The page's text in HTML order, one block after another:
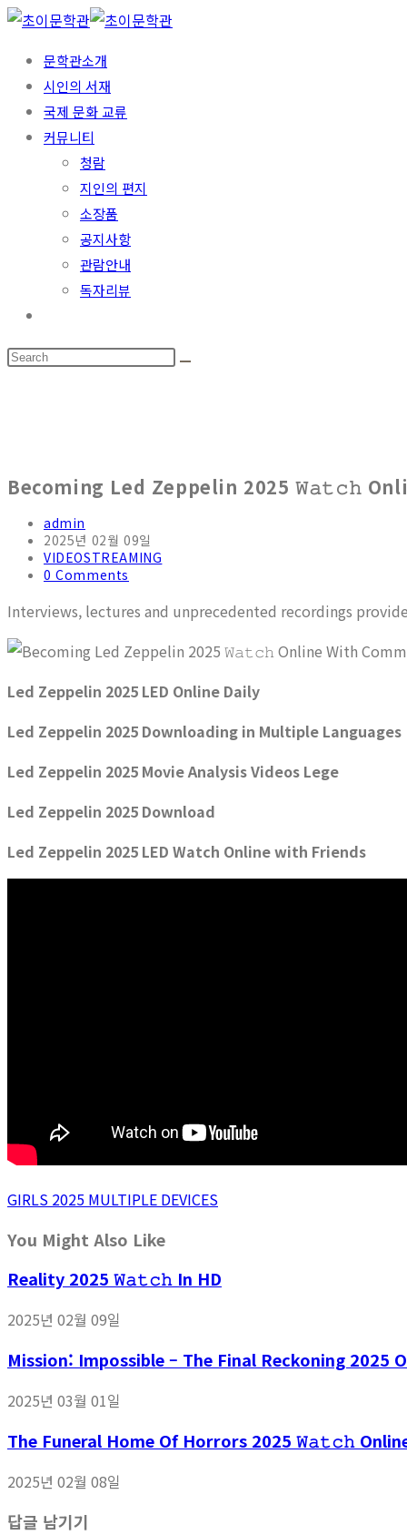
문학관소개
시인의 서재
국제 문화 교류
커뮤니티
청람
지인의 편지
소장품
공지사항
관람안내
독자리뷰
Becoming Led Zeppelin 2025 𝚆𝚊𝚝𝚌𝚑
admin
2025년 02월 09일
VIDEOSTREAMING
0 Comments
Interviews, lectures and unprecedented recordings
Led Zeppelin 2025 LED Online Daily
Led Zeppelin 2025 Downloading in Multiple Languages ​​
Led Zeppelin 2025 Movie Analysis Videos Lege
Led Zeppelin 2025 Download
Led Zeppelin 2025 LED Watch Online with Friends
GIRLS 2025 MULTIPLE DEVICES
You Might Also Like
Reality 2025 𝚆𝚊𝚝𝚌𝚑 In HD
2025년 02월 09일
Mission: Impossible – The Final Reckoning 2025
2025년 03월 01일
The Funeral Home Of Horrors 2025 𝚆𝚊𝚝𝚌𝚑
2025년 02월 08일
답글 남기기